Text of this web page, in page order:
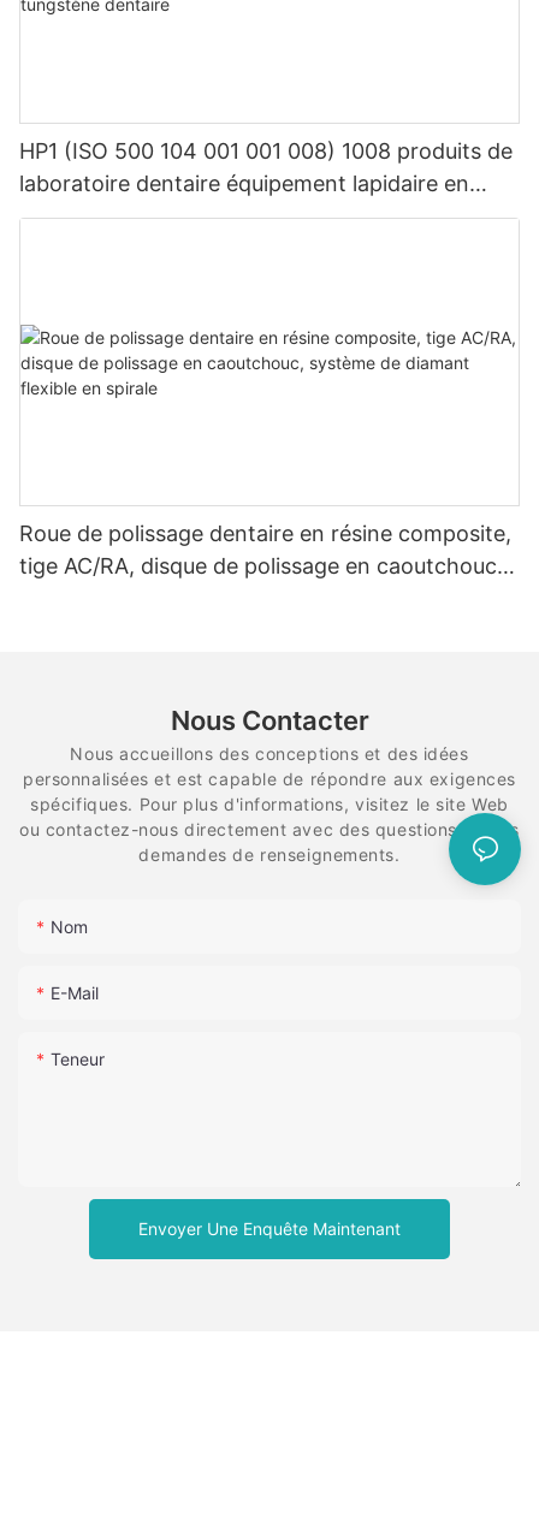
HP1 (ISO 500 104 001 001 008) 1008 produits de
laboratoire dentaire équipement lapidaire en
carbure de tungstène dentaire
Roue de polissage dentaire en résine composite,
tige AC/RA, disque de polissage en caoutchouc,
Nous Contacter
Nous accueillons des conceptions et des idées
personnalisées et est capable de répondre aux exigences
spécifiques. Pour plus d'informations, visitez le site Web
ou contactez-nous directement avec des questions ou des
demandes de renseignements.
Nom
E-Mail
Teneur
Envoyer Une Enquête Maintenant